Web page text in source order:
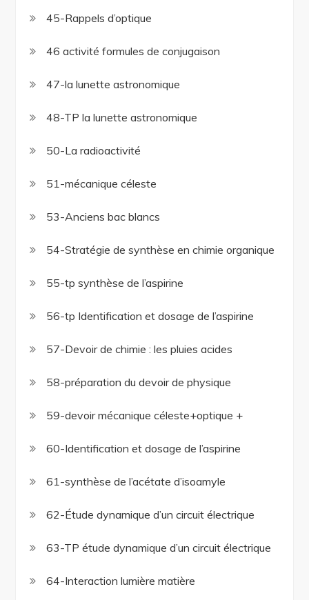
45-Rappels d’optique
46 activité formules de conjugaison
47-la lunette astronomique
48-TP la lunette astronomique
50-La radioactivité
51-mécanique céleste
53-Anciens bac blancs
54-Stratégie de synthèse en chimie organique
55-tp synthèse de l’aspirine
56-tp Identification et dosage de l’aspirine
57-Devoir de chimie : les pluies acides
58-préparation du devoir de physique
59-devoir mécanique céleste+optique +
60-Identification et dosage de l’aspirine
61-synthèse de l’acétate d’isoamyle
62-Étude dynamique d’un circuit électrique
63-TP étude dynamique d’un circuit électrique
64-Interaction lumière matière